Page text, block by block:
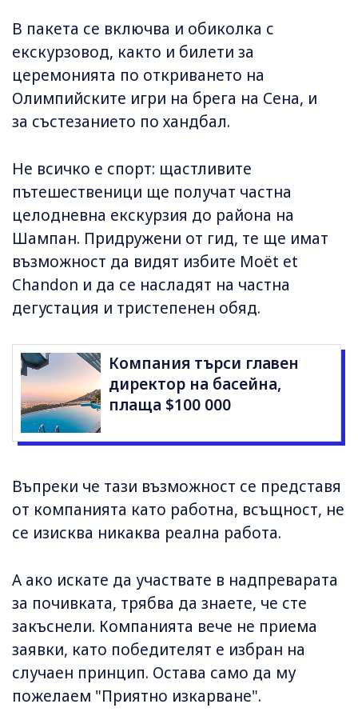
В пакета се включва и обиколка с
екскурзовод, както и билети за
церемонията по откриването на
Олимпийските игри на брега на Сена, и
за състезанието по хандбал.
Не всичко е спорт: щастливите
пътешественици ще получат частна
целодневна екскурзия до района на
Шампан. Придружени от гид, те ще имат
възможност да видят избите Moët et
Chandon и да се насладят на частна
дегустация и тристепенен обяд.
Компания търси главен
директор на басейна,
плаща $100 000
Въпреки че тази възможност се представя
от компанията като работна, всъщност, не
се изисква никаква реална работа.
А ако искате да участвате в надпреварата
за почивката, трябва да знаете, че сте
закъснели. Компанията вече не приема
заявки, като победителят е избран на
случаен принцип. Остава само да му
пожелаем "Приятно изкарване".